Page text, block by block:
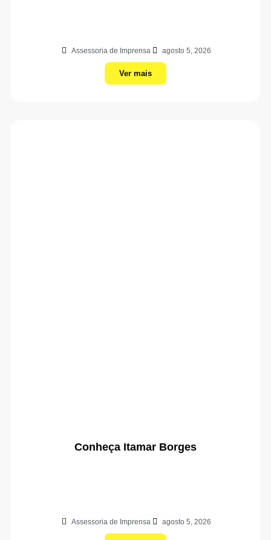
Assessoria de Imprensa agosto 5, 2026
Ver mais
Conheça Itamar Borges
Assessoria de Imprensa agosto 5, 2026